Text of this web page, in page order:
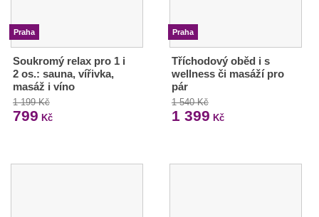
Praha
Soukromý relax pro 1 i
2 os.: sauna, vířivka,
masáž i víno
1 199 Kč
799 Kč
Praha
Tříchodový oběd i s
wellness či masáží pro
pár
1 540 Kč
1 399 Kč